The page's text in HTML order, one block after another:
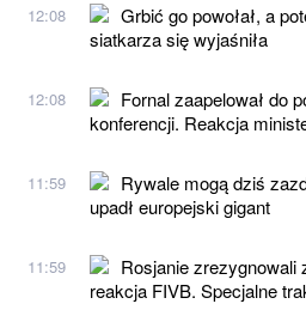
12:08
Grbić go powołał, a
siatkarza się wyjaśniła
12:08
Fornal zaapelował do
konferencji. Reakcja
11:59
Rywale mogą dziś
upadł europejski gigant
11:59
Rosjanie
reakcja FIVB. Specjalne